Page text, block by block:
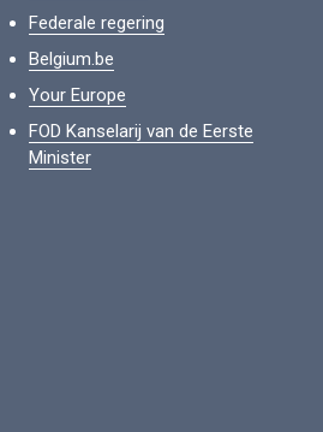
Federale regering
Belgium.be
Your Europe
FOD Kanselarij van de Eerste
Minister